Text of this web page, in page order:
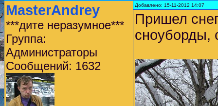
MasterAndrey
***дите неразумное***
Группа:
Администраторы
Сообщений: 1632
Добавлено: 15-11-2012 14:07
Пришел